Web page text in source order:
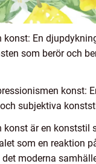
konst: En
som berör och
konst:
subjektiva
konst är en konststil
som en reaktion
moderna